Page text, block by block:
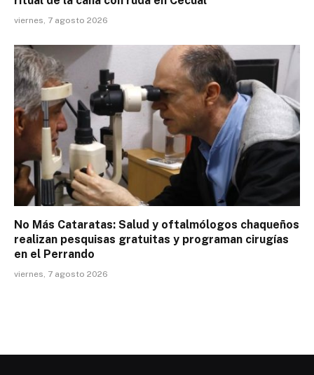
viernes, 7 agosto 2026
No Más Cataratas: Salud y oftalmólogos chaqueños
realizan pesquisas gratuitas y programan cirugías
en el Perrando
viernes, 7 agosto 2026